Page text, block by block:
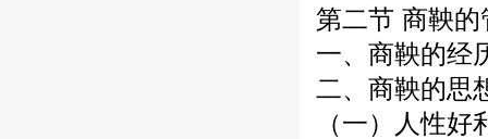
第二节 商鞅
一、商鞅的经
二、商鞅的思
（一）人性好